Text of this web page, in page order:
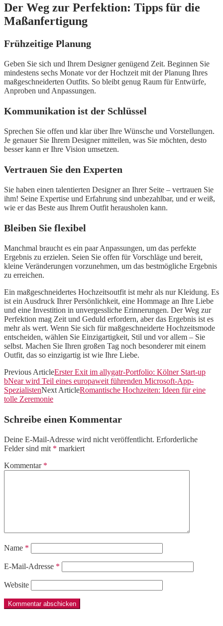
Der Weg zur Perfektion: Tipps für die
Maßanfertigung
Frühzeitige Planung
Geben Sie sich und Ihrem Designer genügend Zeit. Beginnen Sie
mindestens sechs Monate vor der Hochzeit mit der Planung Ihres
maßgeschneiderten Outfits. So bleibt genug Raum für Entwürfe,
Anproben und Anpassungen.
Kommunikation ist der Schlüssel
Sprechen Sie offen und klar über Ihre Wünsche und Vorstellungen.
Je genauer Sie Ihrem Designer mitteilen, was Sie möchten, desto
besser kann er Ihre Vision umsetzen.
Vertrauen Sie den Experten
Sie haben einen talentierten Designer an Ihrer Seite – vertrauen Sie
ihm! Seine Expertise und Erfahrung sind unbezahlbar, und er weiß,
wie er das Beste aus Ihrem Outfit herausholen kann.
Bleiben Sie flexibel
Manchmal braucht es ein paar Anpassungen, um das perfekte
Ergebnis zu erzielen. Seien Sie offen für Vorschläge und bereit,
kleine Veränderungen vorzunehmen, um das bestmögliche Ergebnis
zu erreichen.
Ein maßgeschneidertes Hochzeitsoutfit ist mehr als nur Kleidung. Es
ist ein Ausdruck Ihrer Persönlichkeit, eine Hommage an Ihre Liebe
und eine Investition in unvergessliche Erinnerungen. Der Weg zur
Perfektion mag Zeit und Geduld erfordern, aber das Ergebnis ist es
mehr als wert. Wenn Sie sich für maßgeschneiderte Hochzeitsmode
entscheiden, wählen Sie Einzigartigkeit, Stil und vor allem – Sie
selbst. Machen Sie Ihren großen Tag noch besonderer mit einem
Outfit, das so einzigartig ist wie Ihre Liebe.
Previous ArticleErster Exit im allygatr-Portfolio: Kölner Start-up
bNear wird Teil eines europaweit führenden Microsoft-App-
SpezialistenNext ArticleRomantische Hochzeiten: Ideen für eine
tolle Zeremonie
Schreibe einen Kommentar
Deine E-Mail-Adresse wird nicht veröffentlicht. Erforderliche
Felder sind mit * markiert
Kommentar *
Name *
E-Mail-Adresse *
Website